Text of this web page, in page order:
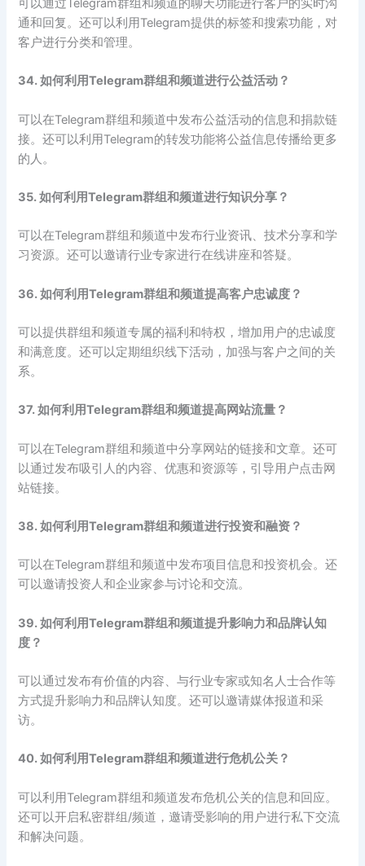
可以通过Telegram群组和频道的聊天功能进行客户的实时沟
通和回复。还可以利用Telegram提供的标签和搜索功能，对
客户进行分类和管理。
34. 如何利用Telegram群组和频道进行公益活动？
可以在Telegram群组和频道中发布公益活动的信息和捐款链
接。还可以利用Telegram的转发功能将公益信息传播给更多
的人。
35. 如何利用Telegram群组和频道进行知识分享？
可以在Telegram群组和频道中发布行业资讯、技术分享和学
习资源。还可以邀请行业专家进行在线讲座和答疑。
36. 如何利用Telegram群组和频道提高客户忠诚度？
可以提供群组和频道专属的福利和特权，增加用户的忠诚度
和满意度。还可以定期组织线下活动，加强与客户之间的关
系。
37. 如何利用Telegram群组和频道提高网站流量？
可以在Telegram群组和频道中分享网站的链接和文章。还可
以通过发布吸引人的内容、优惠和资源等，引导用户点击网
站链接。
38. 如何利用Telegram群组和频道进行投资和融资？
可以在Telegram群组和频道中发布项目信息和投资机会。还
可以邀请投资人和企业家参与讨论和交流。
39. 如何利用Telegram群组和频道提升影响力和品牌认知
度？
可以通过发布有价值的内容、与行业专家或知名人士合作等
方式提升影响力和品牌认知度。还可以邀请媒体报道和采
访。
40. 如何利用Telegram群组和频道进行危机公关？
可以利用Telegram群组和频道发布危机公关的信息和回应。
还可以开启私密群组/频道，邀请受影响的用户进行私下交流
和解决问题。